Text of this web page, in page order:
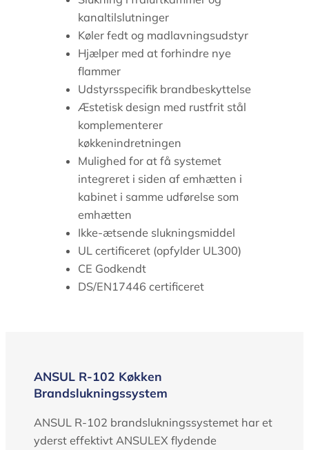
kanaltilslutninger
Køler fedt og madlavningsudstyr
Hjælper med at forhindre nye
flammer
Udstyrsspecifik brandbeskyttelse
Æstetisk design med rustfrit stål
komplementerer
køkkenindretningen
Mulighed for at få systemet
integreret i siden af emhætten i
kabinet i samme udførelse som
emhætten
Ikke-ætsende slukningsmiddel
UL certificeret (opfylder UL300)
CE Godkendt
DS/EN17446 certificeret
ANSUL R-102 Køkken
Brandslukningssystem
ANSUL R-102 brandslukningssystemet har et
yderst effektivt ANSULEX flydende